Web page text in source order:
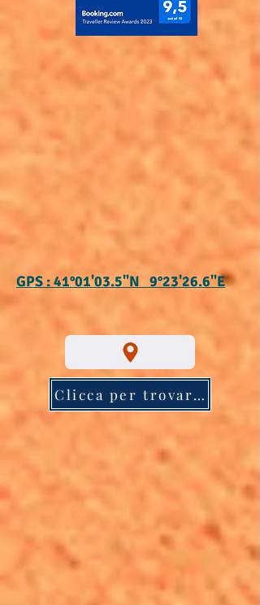
GPS : 41°01'03.5"N 9°23'26.6"E
Clicca per trovarci